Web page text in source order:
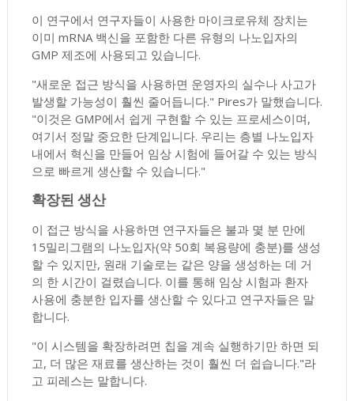
이 연구에서 연구자들이 사용한 마이크로유체 장치는
이미 mRNA 백신을 포함한 다른 유형의 나노입자의
GMP 제조에 사용되고 있습니다.
"새로운 접근 방식을 사용하면 운영자의 실수나 사고가
발생할 가능성이 훨씬 줄어듭니다." Pires가 말했습니다.
"이것은 GMP에서 쉽게 구현할 수 있는 프로세스이며,
여기서 정말 중요한 단계입니다. 우리는 층별 나노입자
내에서 혁신을 만들어 임상 시험에 들어갈 수 있는 방식
으로 빠르게 생산할 수 있습니다."
확장된 생산
이 접근 방식을 사용하면 연구자들은 불과 몇 분 만에
15밀리그램의 나노입자(약 50회 복용량에 충분)를 생성
할 수 있지만, 원래 기술로는 같은 양을 생성하는 데 거
의 한 시간이 걸렸습니다. 이를 통해 임상 시험과 환자
사용에 충분한 입자를 생산할 수 있다고 연구자들은 말
합니다.
"이 시스템을 확장하려면 칩을 계속 실행하기만 하면 되
고, 더 많은 재료를 생산하는 것이 훨씬 더 쉽습니다."라
고 피레스는 말합니다.